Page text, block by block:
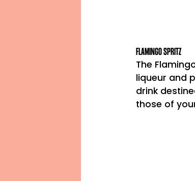
FLAMINGO SPRITZ
The
liqueur and
drink
those of